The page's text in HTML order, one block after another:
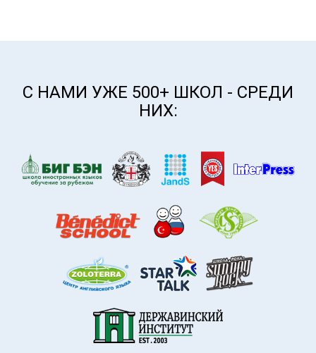
С НАМИ УЖЕ 500+ ШКОЛ - СРЕДИ
НИХ: